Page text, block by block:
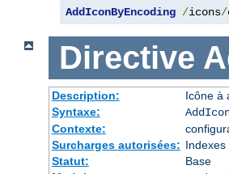
AddIconByEncoding /icons/
Directive
Description:
Icône à
Syntaxe:
Contexte:
Surcharges autorisées: Indexes
Statut:
Base